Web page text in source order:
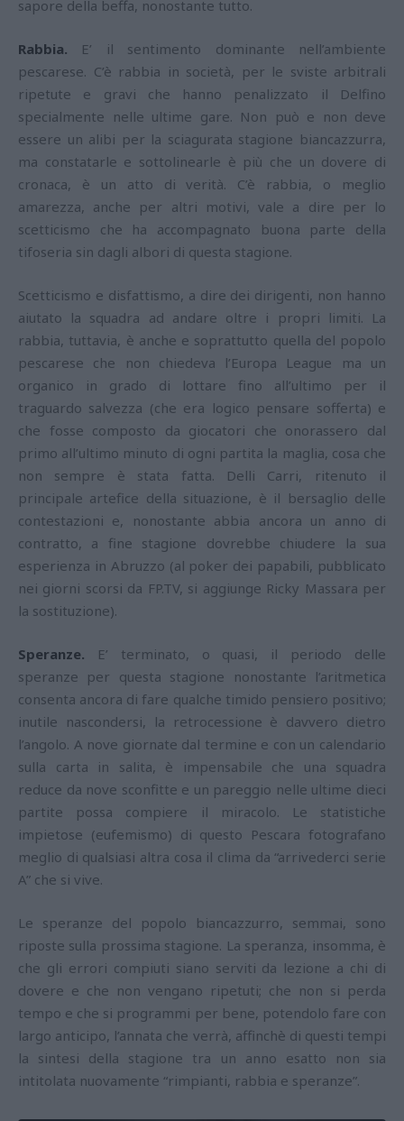
sapore della beffa, nonostante tutto.
Rabbia. E’ il sentimento dominante nell’ambiente
pescarese. C’è rabbia in società, per le sviste arbitrali
ripetute e gravi che hanno penalizzato il Delfino
specialmente nelle ultime gare. Non può e non deve
essere un alibi per la sciagurata stagione biancazzurra,
ma constatarle e sottolinearle è più che un dovere di
cronaca, è un atto di verità. C’è rabbia, o meglio
amarezza, anche per altri motivi, vale a dire per lo
scetticismo che ha accompagnato buona parte della
tifoseria sin dagli albori di questa stagione.
Scetticismo e disfattismo, a dire dei dirigenti, non hanno
aiutato la squadra ad andare oltre i propri limiti. La
rabbia, tuttavia, è anche e soprattutto quella del popolo
pescarese che non chiedeva l’Europa League ma un
organico in grado di lottare fino all’ultimo per il
traguardo salvezza (che era logico pensare sofferta) e
che fosse composto da giocatori che onorassero dal
primo all’ultimo minuto di ogni partita la maglia, cosa che
non sempre è stata fatta. Delli Carri, ritenuto il
principale artefice della situazione, è il bersaglio delle
contestazioni e, nonostante abbia ancora un anno di
contratto, a fine stagione dovrebbe chiudere la sua
esperienza in Abruzzo (al poker dei papabili, pubblicato
nei giorni scorsi da FP.TV, si aggiunge Ricky Massara per
la sostituzione).
Speranze. E’ terminato, o quasi, il periodo delle
speranze per questa stagione nonostante l’aritmetica
consenta ancora di fare qualche timido pensiero positivo;
inutile nascondersi, la retrocessione è davvero dietro
l’angolo. A nove giornate dal termine e con un calendario
sulla carta in salita, è impensabile che una squadra
reduce da nove sconfitte e un pareggio nelle ultime dieci
partite possa compiere il miracolo. Le statistiche
impietose (eufemismo) di questo Pescara fotografano
meglio di qualsiasi altra cosa il clima da “arrivederci serie
A” che si vive.
Le speranze del popolo biancazzurro, semmai, sono
riposte sulla prossima stagione. La speranza, insomma, è
che gli errori compiuti siano serviti da lezione a chi di
dovere e che non vengano ripetuti; che non si perda
tempo e che si programmi per bene, potendolo fare con
largo anticipo, l’annata che verrà, affinchè di questi tempi
la sintesi della stagione tra un anno esatto non sia
intitolata nuovamente “rimpianti, rabbia e speranze”.